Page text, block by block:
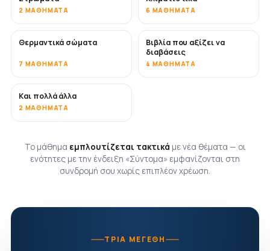
2 ΜΑΘΉΜΑΤΑ 6 ΜΑΘΉΜΑΤΑ
ΣΎΝΤΟΜΑ
Θερμαντικά σώματα
7 ΜΑΘΉΜΑΤΑ
ΣΎΝΤΟΜΑ
Βιβλία που αξίζει να
διαβάσεις
4 ΜΑΘΉΜΑΤΑ
ΣΎΝΤΟΜΑ
Και πολλά άλλα
2 ΜΑΘΉΜΑΤΑ
Το μάθημα εμπλουτίζεται τακτικά με νέα θέματα — οι
ενότητες με την ένδειξη «Σύντομα» εμφανίζονται στη
συνδρομή σου χωρίς επιπλέον χρέωση.
ΤΡΊΑ ΜΕΓΈΘΗ